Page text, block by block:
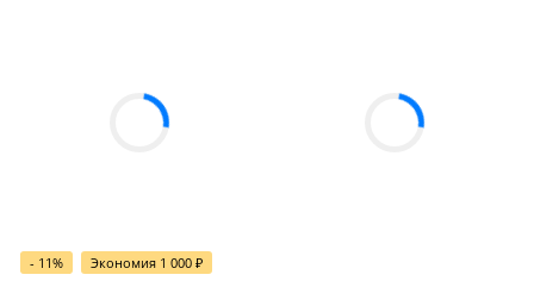
- 11% Экономия 1 000 ₽